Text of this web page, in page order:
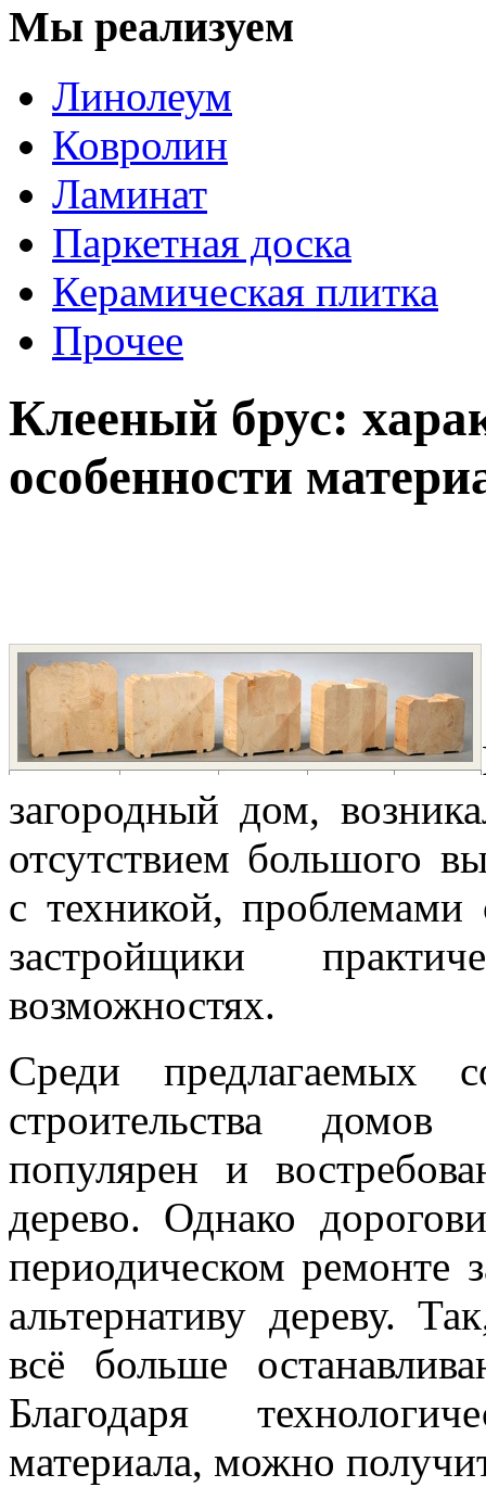
Мы реализуем
Линолеум
Ковролин
Ламинат
Паркетная доска
Керамическая плитка
Прочее
Клееный брус:
особенности
загородный дом,
отсутствием большого
с техникой,
застройщики
возможностях.
Среди предлагаемых
строительства
популярен и
дерево. Однако
периодическом ремонте
альтернативу дереву.
всё больше
Благодаря
материала, можно